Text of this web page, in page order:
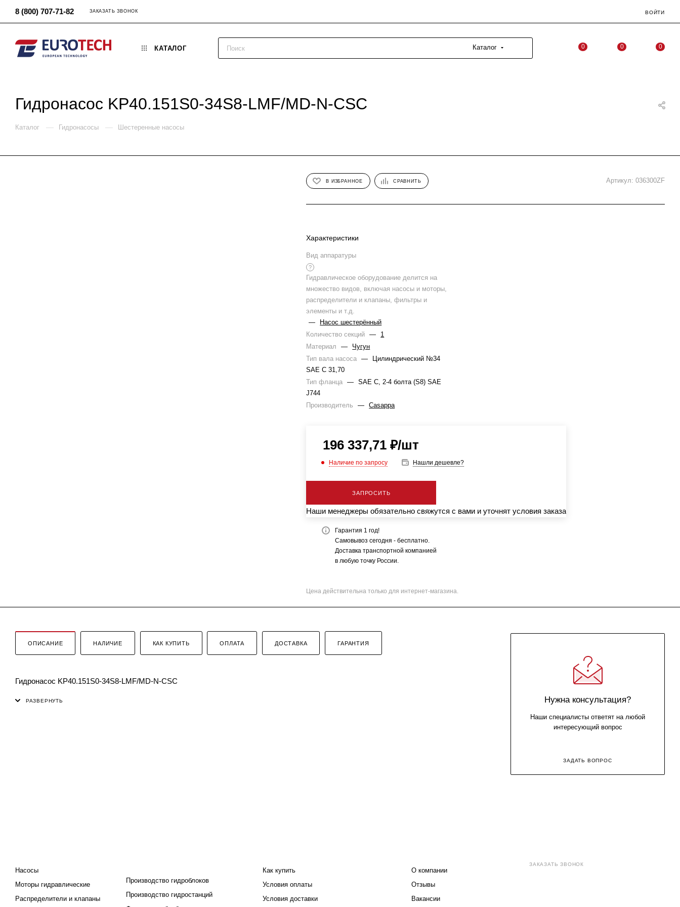
8 (800) 707-71-82 ЗАКАЗАТЬ ЗВОНОК ВОЙТИ
КАТАЛОГ Каталог 0 0 0
Гидронасос KP40.151S0-34S8-LMF/MD-N-CSC
Каталог — Гидронасосы — Шестеренные насосы
В ИЗБРАННОЕ СРАВНИТЬ Артикул: 036300ZF
Характеристики
Вид аппаратуры
?
Гидравлическое оборудование делится на
множество видов, включая насосы и моторы,
распределители и клапаны, фильтры и
элементы и т.д.
—
Насос шестерённый
Количество секций
—
1
Материал
—
Чугун
Тип вала насоса
—
Цилиндрический №34
SAE C 31,70
Тип фланца
—
SAE C, 2-4 болта (S8) SAE
J744
Производитель
— Casappa
196 337,71 ₽/шт
Наличие по запросу Нашли дешевле?
ЗАПРОСИТЬ
Наши менеджеры обязательно свяжутся с вами и уточнят условия заказа
Гарантия 1 год!
Самовывоз сегодня - бесплатно.
Доставка транспортной компанией
в любую точку России.
Цена действительна только для интернет-магазина.
ОПИСАНИЕ НАЛИЧИЕ КАК КУПИТЬ ОПЛАТА ДОСТАВКА ГАРАНТИЯ
Гидронасос KP40.151S0-34S8-LMF/MD-N-CSC
Нужна консультация?
Наши специалисты ответят на любой
интересующий вопрос
ЗАДАТЬ ВОПРОС
Насосы
Моторы гидравлические
Распределители и клапаны
Производство гидроблоков
Производство гидростанций
Как купить
Условия оплаты
Условия доставки
О компании
Отзывы
Вакансии
ЗАКАЗАТЬ ЗВОНОК